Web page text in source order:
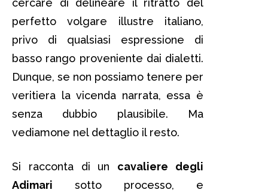
cercare di delineare il ritratto del
perfetto volgare illustre italiano,
privo di qualsiasi espressione di
basso rango proveniente dai dialetti.
Dunque, se non possiamo tenere per
veritiera la vicenda narrata, essa è
senza dubbio plausibile. Ma
vediamone nel dettaglio il resto.
Si racconta di un cavaliere degli
Adimari sotto processo, e